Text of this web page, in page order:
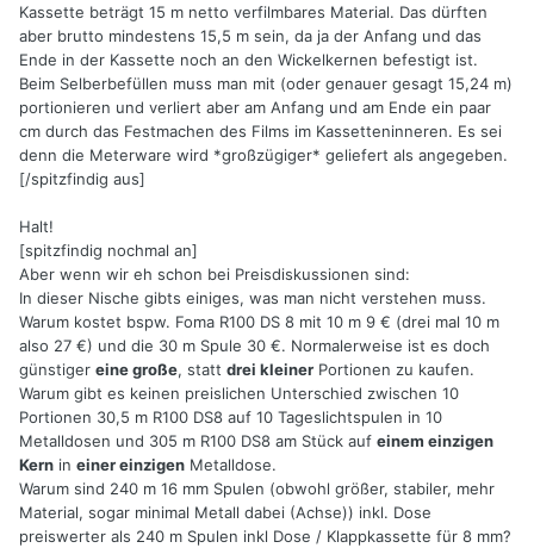
Kassette beträgt 15 m netto verfilmbares Material. Das dürften
aber brutto mindestens 15,5 m sein, da ja der Anfang und das
Ende in der Kassette noch an den Wickelkernen befestigt ist.
Beim Selberbefüllen muss man mit (oder genauer gesagt 15,24 m)
portionieren und verliert aber am Anfang und am Ende ein paar
cm durch das Festmachen des Films im Kassetteninneren. Es sei
denn die Meterware wird *großzügiger* geliefert als angegeben.
[/spitzfindig aus]
Halt!
[spitzfindig nochmal an]
Aber wenn wir eh schon bei Preisdiskussionen sind:
In dieser Nische gibts einiges, was man nicht verstehen muss.
Warum kostet bspw. Foma R100 DS 8 mit 10 m 9 € (drei mal 10 m
also 27 €) und die 30 m Spule 30 €. Normalerweise ist es doch
günstiger eine große, statt drei kleiner Portionen zu kaufen.
Warum gibt es keinen preislichen Unterschied zwischen 10
Portionen 30,5 m R100 DS8 auf 10 Tageslichtspulen in 10
Metalldosen und 305 m R100 DS8 am Stück auf einem einzigen
Kern in einer einzigen Metalldose.
Warum sind 240 m 16 mm Spulen (obwohl größer, stabiler, mehr
Material, sogar minimal Metall dabei (Achse)) inkl. Dose
preiswerter als 240 m Spulen inkl Dose / Klappkassette für 8 mm?